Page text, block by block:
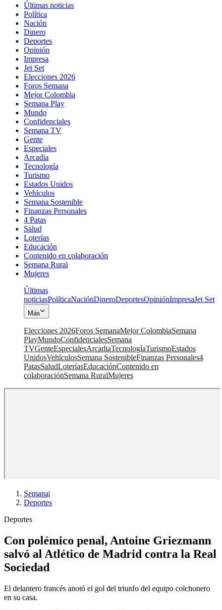
Últimas noticias
Política
Nación
Dinero
Deportes
Opinión
Impresa
Jet Set
Elecciones 2026
Foros Semana
Mejor Colombia
Semana Play
Mundo
Confidenciales
Semana TV
Gente
Especiales
Arcadia
Tecnología
Turismo
Estados Unidos
Vehículos
Semana Sostenible
Finanzas Personales
4 Patas
Salud
Loterías
Educación
Contenido en colaboración
Semana Rural
Mujeres
Últimas
noticiasPolíticaNaciónDineroDeportesOpiniónImpresaJet Set
Más
Elecciones 2026Foros SemanaMejor ColombiaSemana
PlayMundoConfidencialesSemana
TVGenteEspecialesArcadiaTecnologíaTurismoEstados
UnidosVehículosSemana SostenibleFinanzas Personales4
PatasSaludLoteríasEducaciónContenido en
colaboraciónSemana RuralMujeres
Semana|
Deportes
Deportes
Con polémico penal, Antoine Griezmann
salvó al Atlético de Madrid contra la Real
Sociedad
El delantero francés anotó el gol del triunfo del equipo colchonero
en su casa.